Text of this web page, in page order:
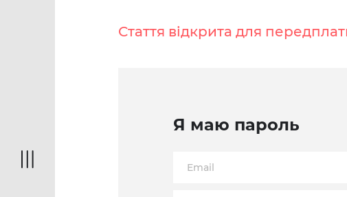
Стаття відкрита для
Я маю пароль